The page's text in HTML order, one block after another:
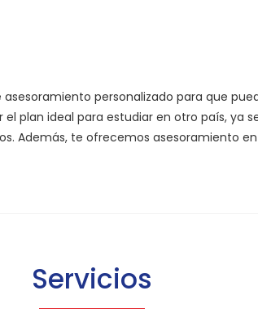
personalizado para que
plan ideal para estudiar en otro país, ya
Además, te ofrecemos asesoramiento
Servicios